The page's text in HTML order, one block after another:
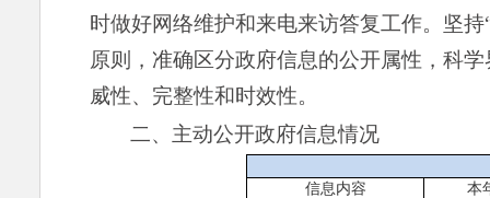
时做好网络维护和来电来访答复工作。 坚持
原则，准确区分政府信息的公开属性，科
威性、完整性和时效性。
二、主动公开政府信息情况
信息内容
本